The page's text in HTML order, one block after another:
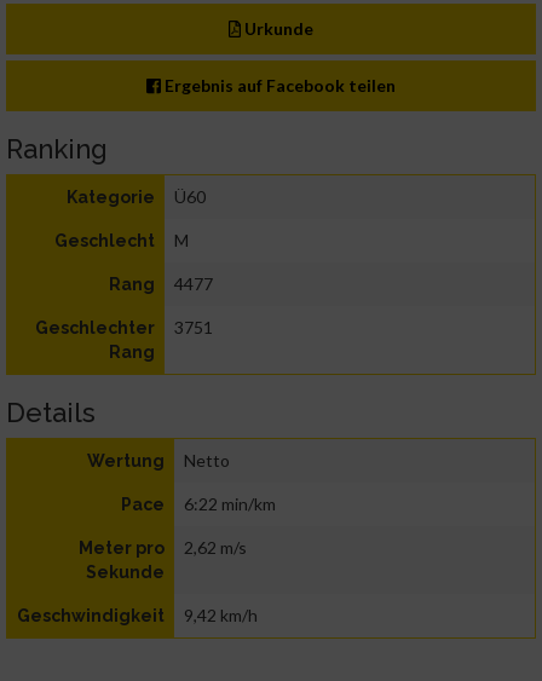
Urkunde
Ergebnis auf Facebook teilen
Ranking
Kategorie Ü60
Geschlecht M
Rang 4477
Geschlechter
Rang
3751
Details
Wertung Netto
Pace 6:22 min/km
Meter pro
Sekunde
2,62 m/s
Geschwindigkeit 9,42 km/h